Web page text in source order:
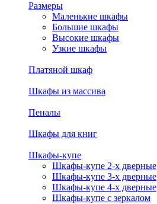
Размеры
Маленькие шкафы
Большие шкафы
Высокие шкафы
Узкие шкафы
Платяной шкаф
Шкафы из массива
Пеналы
Шкафы для книг
Шкафы-купе
Шкафы-купе 2-х дверные
Шкафы-купе 3-х дверные
Шкафы-купе 4-х дверные
Шкафы-купе с зеркалом